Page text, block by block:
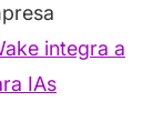
integra a
IAs